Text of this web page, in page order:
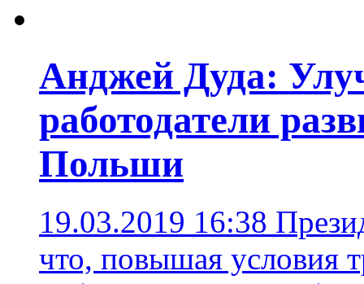
Анджей Дуда:
работодатели
Польши
19.03.2019 16:38
что, повышая условия